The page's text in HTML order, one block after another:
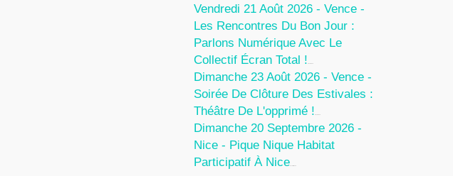
Vendredi 21 Août 2026 - Vence -
Les Rencontres Du Bon Jour :
Parlons Numérique Avec Le
Collectif Écran Total !
Dimanche 23 Août 2026 - Vence -
Soirée De Clôture Des Estivales :
Théâtre De L'opprimé !
Dimanche 20 Septembre 2026 -
Nice - Pique Nique Habitat
Participatif À Nice